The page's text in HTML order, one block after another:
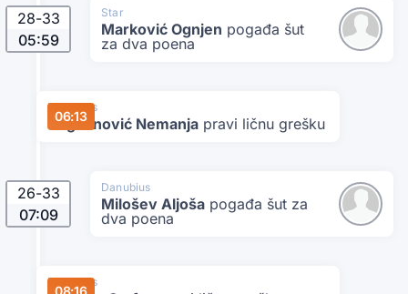
Star
Marković Ognjen pogađa šut
za dva poena
28-33
05:59
06:13
Danubius
Bogdanović Nemanja pravi ličnu grešku
Danubius
Milošev Aljošapogađa šut za
dva poena
26-33
07:09
08:16
Danubius